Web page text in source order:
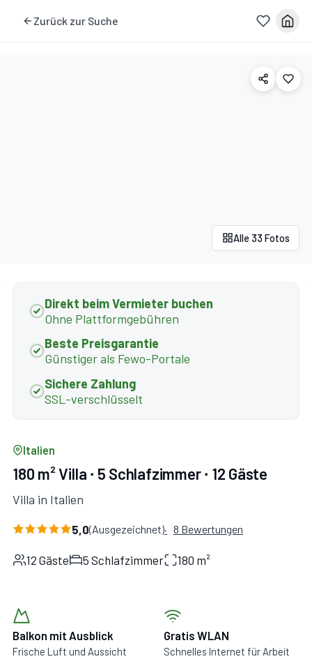
Zurück zur Suche
Alle 33 Fotos
Direkt beim Vermieter buchen
Ohne Plattformgebühren
Beste Preisgarantie
Günstiger als Fewo-Portale
Sichere Zahlung
SSL-verschlüsselt
Italien
180 m² Villa ∙ 5 Schlafzimmer ∙ 12 Gäste
Villa in Italien
5,0(Ausgezeichnet) 8 Bewertungen
12 Gäste 5 Schlafzimmer 180 m²
Balkon mit Ausblick
Frische Luft und Aussicht
Gratis WLAN
Schnelles Internet für Arbeit